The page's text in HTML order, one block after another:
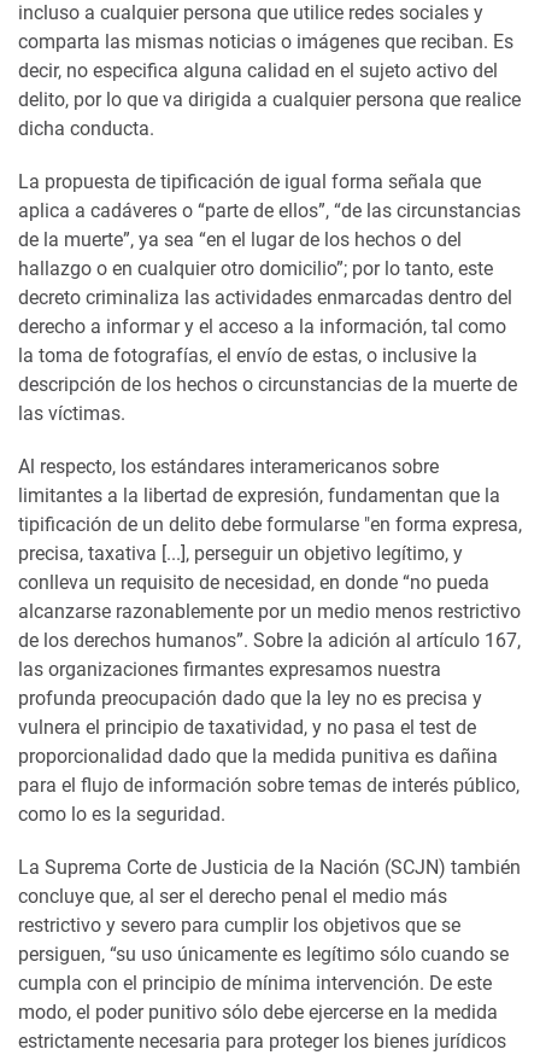
incluso a cualquier persona que utilice redes sociales y
comparta las mismas noticias o imágenes que reciban. Es
decir, no especifica alguna calidad en el sujeto activo del
delito, por lo que va dirigida a cualquier persona que realice
dicha conducta.
La propuesta de tipificación de igual forma señala que
aplica a cadáveres o “parte de ellos”, “de las circunstancias
de la muerte”, ya sea “en el lugar de los hechos o del
hallazgo o en cualquier otro domicilio”; por lo tanto, este
decreto criminaliza las actividades enmarcadas dentro del
derecho a informar y el acceso a la información, tal como
la toma de fotografías, el envío de estas, o inclusive la
descripción de los hechos o circunstancias de la muerte de
las víctimas.
Al respecto, los estándares interamericanos sobre
limitantes a la libertad de expresión, fundamentan que la
tipificación de un delito debe formularse "en forma expresa,
precisa, taxativa [...], perseguir un objetivo legítimo, y
conlleva un requisito de necesidad, en donde “no pueda
alcanzarse razonablemente por un medio menos restrictivo
de los derechos humanos”. Sobre la adición al artículo 167,
las organizaciones firmantes expresamos nuestra
profunda preocupación dado que la ley no es precisa y
vulnera el principio de taxatividad, y no pasa el test de
proporcionalidad dado que la medida punitiva es dañina
para el flujo de información sobre temas de interés público,
como lo es la seguridad.
La Suprema Corte de Justicia de la Nación (SCJN) también
concluye que, al ser el derecho penal el medio más
restrictivo y severo para cumplir los objetivos que se
persiguen, “su uso únicamente es legítimo sólo cuando se
cumpla con el principio de mínima intervención. De este
modo, el poder punitivo sólo debe ejercerse en la medida
estrictamente necesaria para proteger los bienes jurídicos